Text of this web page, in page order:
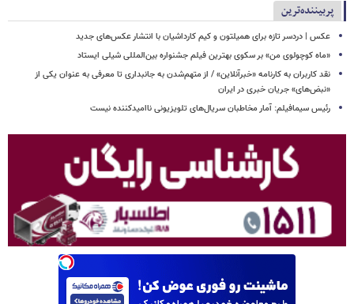
پربیننده‌ترین
عکس | دردسر تازه برای همیلتون و کیم کارداشیان با انتشار عکس‌های جدید
«ماه کوچولوی من» بر سکوی بهترین فیلم جشنواره بین‌المللی شیلی ایستاد
نقد کاربران به کارنامه «خبرآنلاین» / از متهم‌شدن به جانبداری تا معرفی به عنوان یکی از
«نبض‌های» جریان خبری در ایران
رئیس سیمافیلم: آمار مخاطبان سریال‌های تلویزیونی ناامیدکننده نیست